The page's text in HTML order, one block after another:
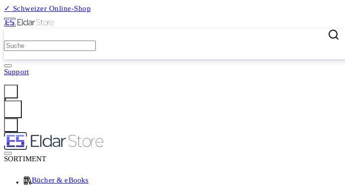
✓ Schweizer Online-Shop
Support
SORTIMENT
Bücher & eBooks